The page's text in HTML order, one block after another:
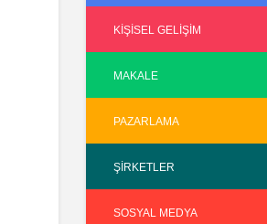
KIŞISEL GELIŞIM
MAKALE
PAZARLAMA
ŞIRKETLER
SOSYAL MEDYA